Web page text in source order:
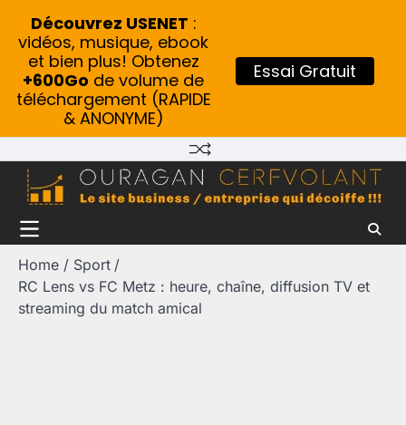
content
Home
Sport
RC Lens vs FC Metz : heure, chaîne, diffusion TV et
streaming du match amical
Découvrez USENET :
vidéos, musique, ebook
et bien plus! Obtenez
+600Go de volume de
téléchargement (RAPIDE
& ANONYME)
Essai Gratuit